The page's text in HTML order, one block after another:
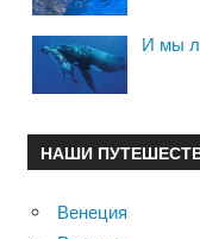
И мы
НАШИ
Венеция